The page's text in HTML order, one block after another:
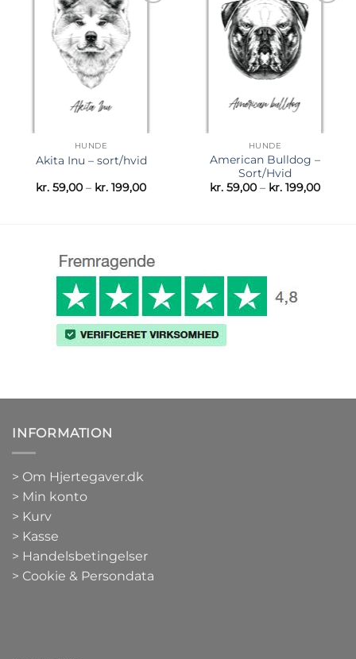
Tilføj til
ønskeliste
HUNDE
Akita Inu – sort/hvid
kr. 59,00 – kr. 199,00Prisinterval:
Tilføj til
ønskeliste
HUNDE
American Bulldog –
Sort/Hvid
kr. 59,00 – kr. 199,00
INFORMATION
> Om Hjertegaver.dk
> Min konto
> Kurv
> Kasse
> Handelsbetingelser
> Cookie & Persondata